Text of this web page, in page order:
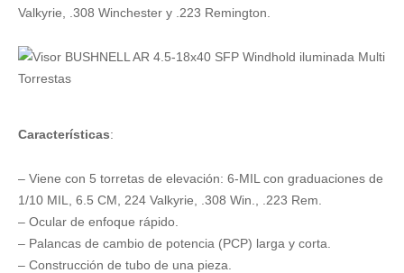
Valkyrie, .308 Winchester y .223 Remington.
Características:
– Viene con 5 torretas de elevación: 6-MIL con graduaciones de
1/10 MIL, 6.5 CM, 224 Valkyrie, .308 Win., .223 Rem.
– Ocular de enfoque rápido.
– Palancas de cambio de potencia (PCP) larga y corta.
– Construcción de tubo de una pieza.